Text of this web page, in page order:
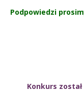
Podpowiedzi
Konkurs